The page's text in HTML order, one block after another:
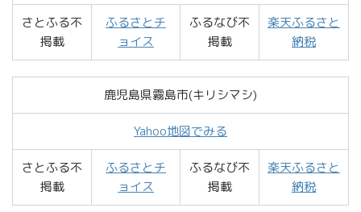
さとふる不
掲載
ふるさとチ
ョイス
ふるなび不
掲載
楽天ふるさと
納税
鹿児島県霧島市(キリシマシ)
Yahoo地図でみる
さとふる不
掲載
ふるさとチ
ョイス
ふるなび不
掲載
楽天ふるさと
納税